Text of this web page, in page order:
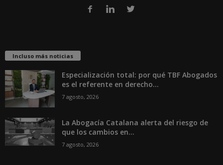
Incluso más noticias
Especialización total: por qué TBF Abogados
es el referente en derecho...
7 agosto, 2026
La Abogacía Catalana alerta del riesgo de
que los cambios en...
7 agosto, 2026